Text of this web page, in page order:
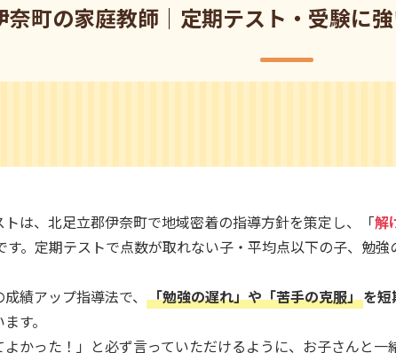
奈町の家庭教師｜定期テスト・受験に
は、北足立郡伊奈町で地域密着の指導方針を策定し、「解
す。定期テストで点数が取れない子・平均点以下の子、勉
績アップ指導法で、 「勉強の遅れ」や「苦手の克服」を
す。
よかった！」と必ず言っていただけるように、お子さんと一